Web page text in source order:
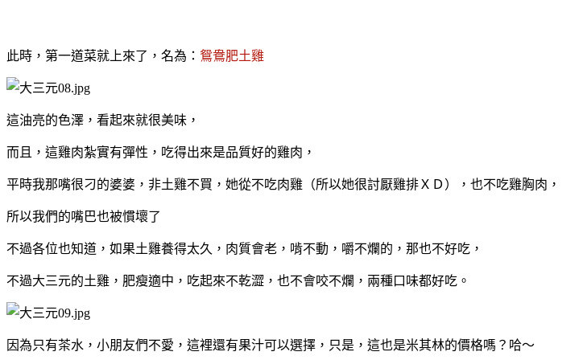
此時，第一道菜就上來了，名為： 鴛鴦肥土雞
這油亮的色澤，看起來就很美味，
而且，這雞肉紮實有彈性，吃得出來是品質好的雞肉，
平時我那嘴很刁的婆婆，非土雞不買，她從不吃肉雞（所以她很討厭雞排ＸＤ），也不吃雞胸肉，
所以我們的嘴巴也被慣壞了
不過各位也知道，如果土雞養得太久，肉質會老，啃不動，嚼不爛的，那也不好吃，
不過大三元的土雞，肥瘦適中，吃起來不乾澀，也不會咬不爛，兩種口味都好吃。
因為只有茶水，小朋友們不愛，這裡還有果汁可以選擇，只是，這也是米其林的價格嗎？哈～